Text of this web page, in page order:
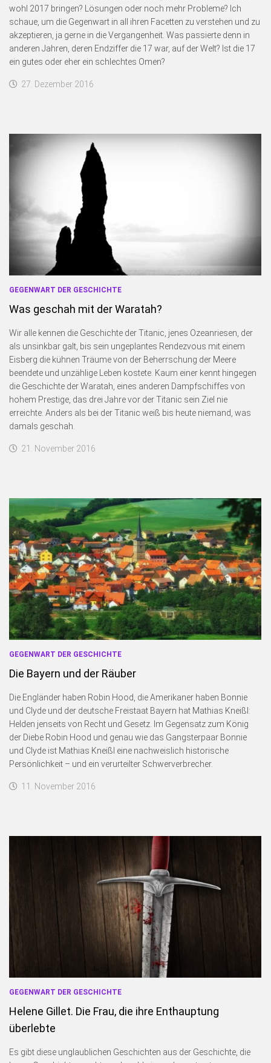
wohl 2017 bringen? Lösungen oder noch mehr Probleme? Ich
schaue, um die Gegenwart in all ihren Facetten zu verstehen und zu
akzeptieren, ja gerne in die Vergangenheit. Was passierte denn in
anderen Jahren, deren Endziffer die 17 war, auf der Welt? Ist die 17
ein gutes oder eher ein schlechtes Omen?
27. Dezember 2016
GEGENWART DER GESCHICHTE
Was geschah mit der Waratah?
Wir alle kennen die Geschichte der Titanic, jenes Ozeanriesen, der
als unsinkbar galt, bis sein ungeplantes Rendezvous mit einem
Eisberg die kühnen Träume von der Beherrschung der Meere
beendete und unzählige Leben kostete. Kaum einer kennt hingegen
die Geschichte der Waratah, eines anderen Dampfschiffes von
hohem Prestige, das drei Jahre vor der Titanic sein Ziel nie
erreichte. Anders als bei der Titanic weiß bis heute niemand, was
damals geschah.
21. November 2016
GEGENWART DER GESCHICHTE
Die Bayern und der Räuber
Die Engländer haben Robin Hood, die Amerikaner haben Bonnie
und Clyde und der deutsche Freistaat Bayern hat Mathias Kneißl:
Helden jenseits von Recht und Gesetz. Im Gegensatz zum König
der Diebe Robin Hood und genau wie das Gangsterpaar Bonnie
und Clyde ist Mathias Kneißl eine nachweislich historische
Persönlichkeit – und ein verurteilter Schwerverbrecher.
11. November 2016
GEGENWART DER GESCHICHTE
Helene Gillet. Die Frau, die ihre Enthauptung
überlebte
Es gibt diese unglaublichen Geschichten aus der Geschichte, die